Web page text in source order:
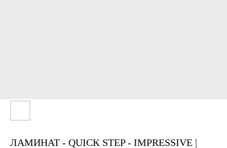
ЛАМИНАТ - QUICK STEP - IMPRESSIVE |